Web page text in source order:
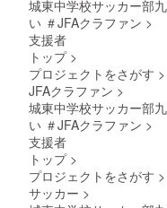
城東中学校サッカー部
い ＃JFAクラファン >
支援者
トップ >
プロジェクトをさがす >
JFAクラファン >
城東中学校サッカー部
い ＃JFAクラファン >
支援者
トップ >
プロジェクトをさがす >
サッカー >